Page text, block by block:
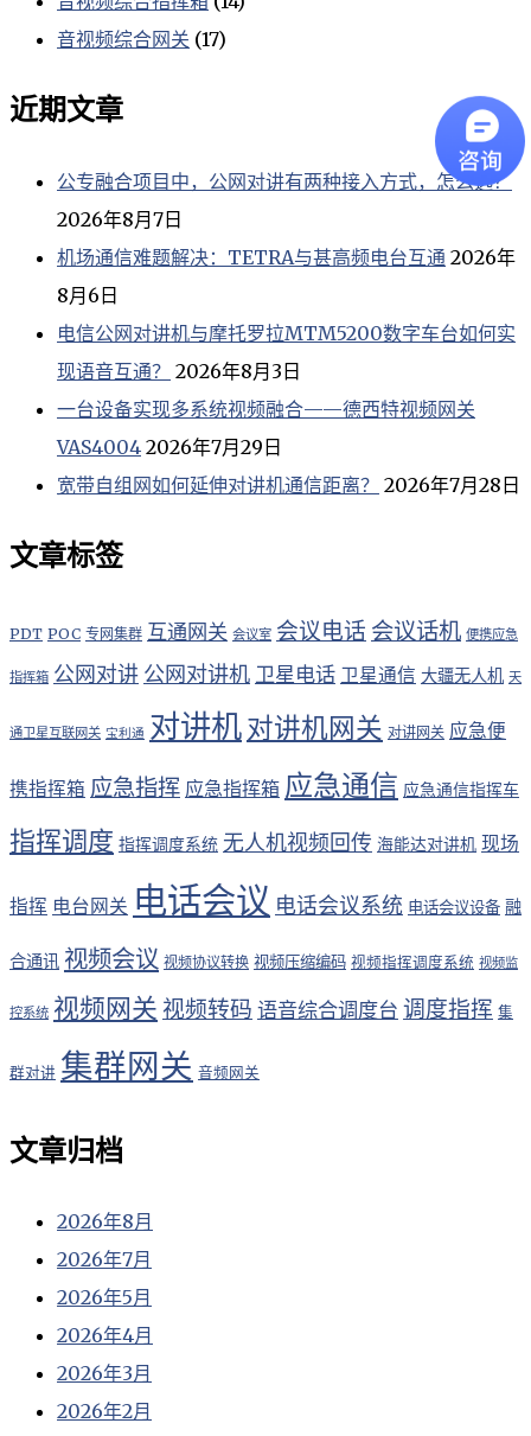
音视频综合网关 (17)
近期文章
公专融合项目中，公网对讲有两种接入方式，怎么选？
2026年8月7日
机场通信难题解决：TETRA与甚高频电台互通 2026年
8月6日
电信公网对讲机与摩托罗拉MTM5200数字车台如何实
现语音互通？ 2026年8月3日
一台设备实现多系统视频融合——德西特视频网关
VAS4004 2026年7月29日
宽带自组网如何延伸对讲机通信距离？ 2026年7月28日
文章标签
PDT POC 专网集群 互通网关 会议室 会议电话 会议话机 便携应急
指挥箱 公网对讲 公网对讲机 卫星电话 卫星通信 大疆无人机 天
通卫星互联网关 宝利通 对讲机对讲机网关 对讲网关 应急便
携指挥箱 应急指挥 应急指挥箱 应急通信 应急通信指挥车
指挥调度 指挥调度系统 无人机视频回传 海能达对讲机 现场
指挥 电台网关 电话会议 电话会议系统 电话会议设备 融
合通讯 视频会议 视频协议转换 视频压缩编码 视频指挥调度系统 视频监
控系统 视频网关 视频转码 语音综合调度台 调度指挥 集
群对讲 集群网关 音频网关
文章归档
2026年8月
2026年7月
2026年5月
2026年4月
2026年3月
2026年2月